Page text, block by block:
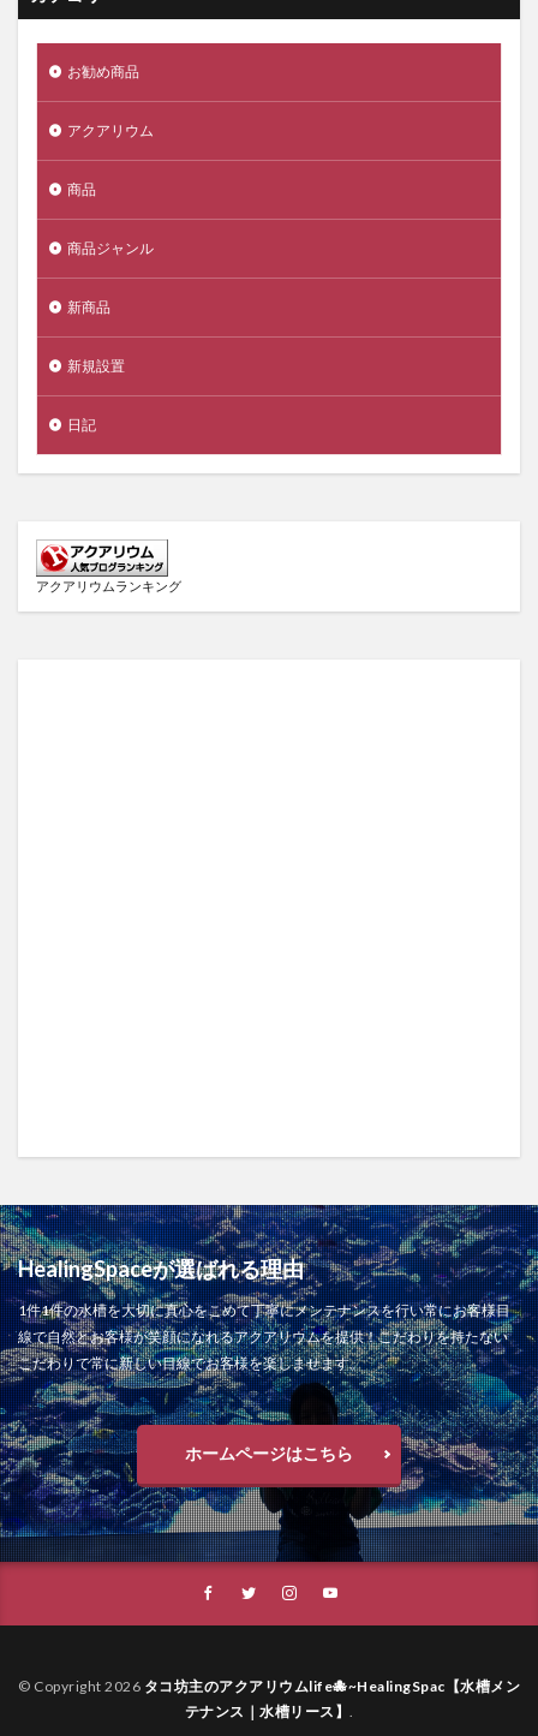
お勧め商品
アクアリウム
商品
商品ジャンル
新商品
新規設置
日記
アクアリウムランキング
HealingSpaceが選ばれる理由
1件1件の水槽を大切に真心をこめて丁寧にメンテナンスを行い常にお客様目
線で自然とお客様が笑顔になれるアクアリウムを提供！こだわりを持たない
こだわりで常に新しい目線でお客様を楽しませます。
ホームページはこちら
© Copyright 2026 タコ坊主のアクアリウムlife🐙~HealingSpac【水槽メン
テナンス｜水槽リース】